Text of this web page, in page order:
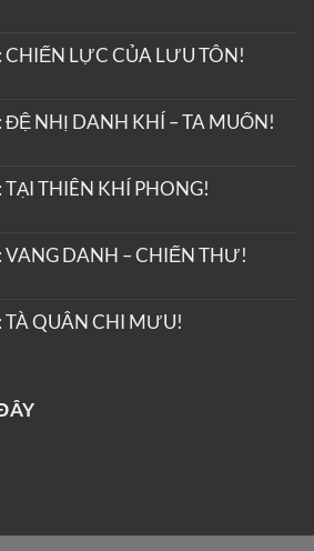
LỰC CỦA LƯU TÔN!
NHỊ DANH KHÍ – TA MUỐN!
THIÊN KHÍ PHONG!
DANH – CHIẾN THƯ!
TÀ QUÂN CHI MƯU!